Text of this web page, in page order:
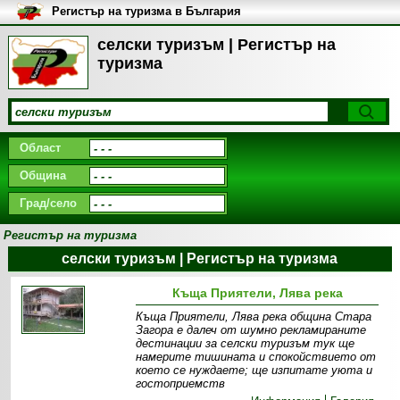
селски туризъм | Регистър на
туризма
Регистър на туризма в България
Област
Община
Град/село
Регистър на туризма
селски туризъм | Регистър на туризма
Къща Приятели, Лява река
Къща Приятели, Лява река община Стара
Загора е далеч от шумно рекламираните
дестинации за селски туризъм тук ще
намерите тишината и спокойствието от
което се нуждаете; ще изпитате уюта и
гостоприемств